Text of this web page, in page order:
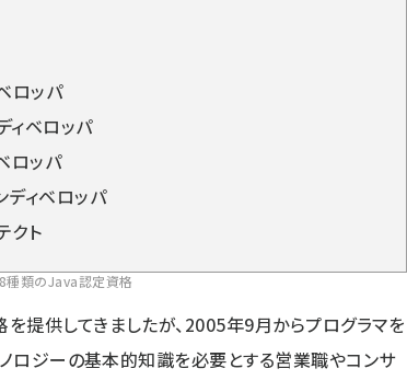
ロッパ
ィベロッパ
ロッパ
ディベロッパ
クト
8種類のJava認定資格
提供してきましたが、2005年9月からプログラマを
ロジーの基本的知識を必要とする営業職やコンサ